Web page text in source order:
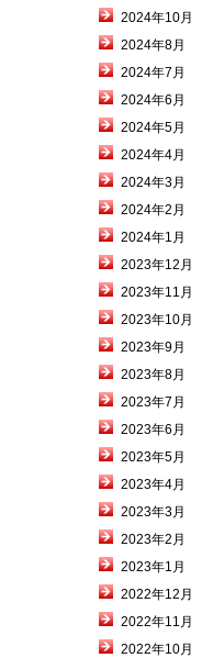
2024年10月
2024年8月
2024年7月
2024年6月
2024年5月
2024年4月
2024年3月
2024年2月
2024年1月
2023年12月
2023年11月
2023年10月
2023年9月
2023年8月
2023年7月
2023年6月
2023年5月
2023年4月
2023年3月
2023年2月
2023年1月
2022年12月
2022年11月
2022年10月